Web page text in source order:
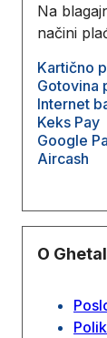
Na
načini
Kartično
Gotovina
Internet
Keks Pay
Google
Aircash
O